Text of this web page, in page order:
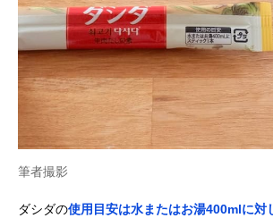
筆者撮影
ダシダの使用目安は水またはお湯400mlに対